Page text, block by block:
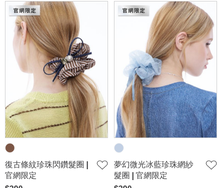
復古條紋珍珠閃鑽髮圈 |
官網限定
夢幻微光冰藍珍珠網紗
髮圈 | 官網限定